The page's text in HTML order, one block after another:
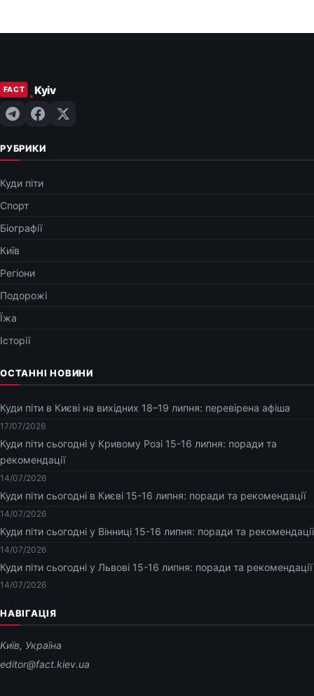
РУБРИКИ
Куди піти
Спорт
Біографії
Київ
Регіони
Подорожі
Їжа
Історії
ОСТАННІ НОВИНИ
Куди піти в Києві на вихідних 18–19 липня: перевірена афіша
17/07/2026
Куди піти сьогодні у Кривому Розі 15-16 липня: поради та
рекомендації
14/07/2026
Куди піти сьогодні в Києві 15-16 липня: поради та рекомендації
14/07/2026
Куди піти сьогодні у Вінниці 15-16 липня: поради та рекомендації
14/07/2026
Куди піти сьогодні у Львові 15-16 липня: поради та рекомендації
14/07/2026
НАВІГАЦІЯ
Київ, Україна
editor@fact.kiev.ua